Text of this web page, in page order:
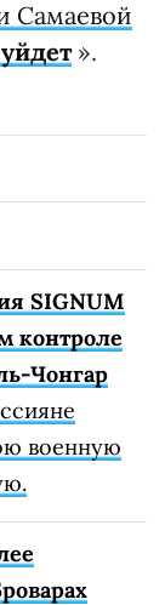
Самаевой
».
SIGNUM
контроле
Чонгар
военную